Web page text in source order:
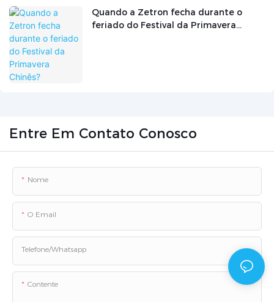
Quando a Zetron fecha durante o
feriado do Festival da Primavera
Entre Em Contato Conosco
Nome
O Email
Telefone/whatsapp
Contente